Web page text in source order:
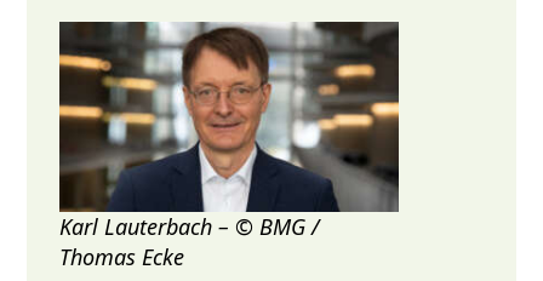
Karl Lauterbach – © BMG /
Thomas Ecke